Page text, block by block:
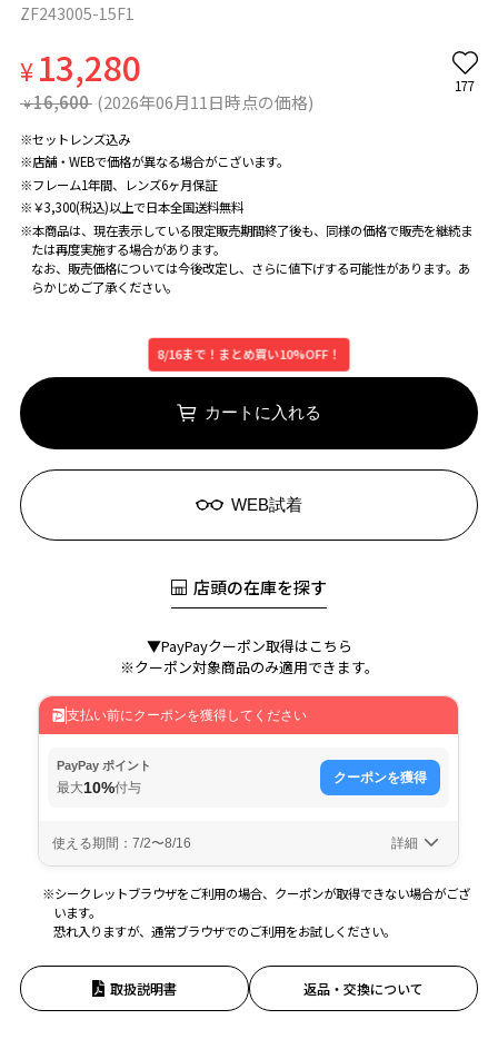
ZF243005-15F1
¥13,280
¥ 16,600 (2026年06月11日時点の価格)
177
※セットレンズ込み
※店舗・WEBで価格が異なる場合がこざいます。
※フレーム1年間、レンズ6ヶ月保証
※￥3,300(税込)以上で日本全国送料無料
※本商品は、現在表示している限定販売期間終了後も、同様の価格で販売を継続ま
たは再度実施する場合があります。
なお、販売価格については今後改定し、さらに値下げする可能性があります。あ
らかじめご了承ください。
8/16まで！まとめ買い10%OFF！
カートに入れる
WEB試着
店頭の在庫を探す
▼PayPayクーポン取得はこちら
※クーポン対象商品のみ適用できます。
※シークレットブラウザをご利用の場合、クーポンが取得できない場合がござ
います。
恐れ入りますが、通常ブラウザでのご利用をお試しください。
取扱説明書 返品・交換について